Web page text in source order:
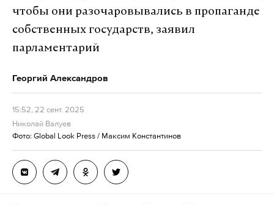
«война», «великий», «музей», «память», «герой»,
«ветеран», «подвиг» и «город-герой»,
свидетельствуют о высоком интересе общества к
Москве музеи и памятные места играют
общественные обсуждения значимых
исторических событий.
Работа с молодежью и образовательные проекты
чтобы они разочаровывались в пропаганде
собственных государств, заявил
парламентарий
Георгий Александров
15:52, 22 сент. 2025
Николай Валуев
Фото: Global Look Press / Максим Константинов